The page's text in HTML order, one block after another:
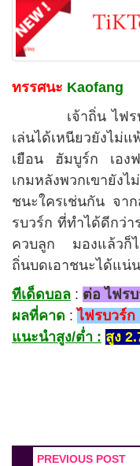
ทรรศนะ Kaofang
เจ้าถิ่น ไฟรบวร์
เล่นได้เหนียวยังไ
เยือน ฮัมบูร์ก เอง
เกมหลังพวกเขายังไ
ชนะใครเช่นกัน จา
รบวร์ก ที่ทำได้ดีกว่า
ควบลูก มองแล้วก็ไ
ถิ่นบดเอาชนะได้แน่
ทีเด็ดบอล : ต่อ ไฟร
ผลที่คาด :ไฟรบวร์ก
แนะนำสูง/ต่ำ : สูง
PREVIOUS POST